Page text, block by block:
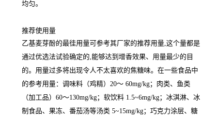
均匀。
推荐使用量
乙基麦芽酚的最徍用量可参考其厂家的推荐用量,这个量都是
通过优选法试验确定的,能够达到增香效果、用量最少的目
的。用量过多将出现令人不太喜欢的焦糖味。在一些食品中
的参考用量：调味料（鸡精）20～ 60mg/kg；肉类、鱼类
（加工品）60～130mg/kg；软饮料 1.5~6mg/kg；冰淇淋、冰
制食品、果冻、番茄汤等汤类 5~15mg/kg；巧克力涂层、糖